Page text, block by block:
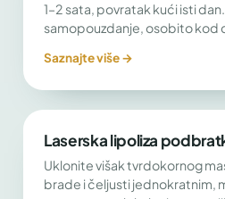
1–2 sata, povratak kući isti
samopouzdanje, osobito kod
Saznajte više →
Laserska lipoliza
Uklonite višak tvrdokornog
brade i čeljusti jednokratnim,